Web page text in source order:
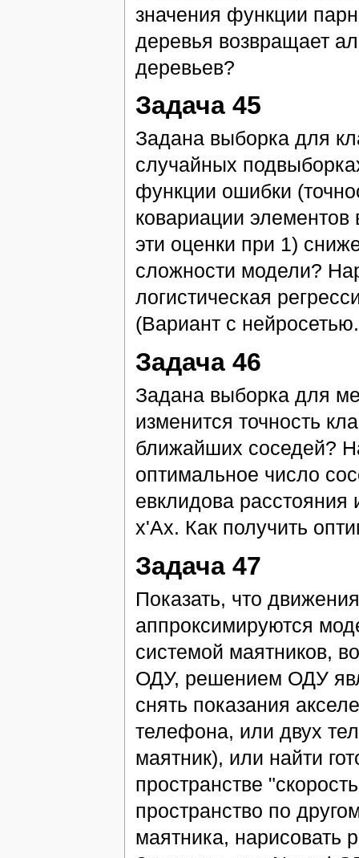
значения функции
деревья возвращает
деревьев?
Задача 45
Задана выборка для
случайных
функции ошибки
ковариации элементов
эти оценки при 1)
сложности модели?
логистическая
(Вариант с
Задача 46
Задана выборка для
изменится точность
ближайших соседей?
оптимальное число
евклидова расстояния
x'Ax. Как получить
Задача 47
Показать, что
аппроксимируются
системой маятников,
ОДУ, решением ОДУ
снять показания
телефона, или двух
маятник), или найти
пространстве
пространство по
маятника, нарисовать